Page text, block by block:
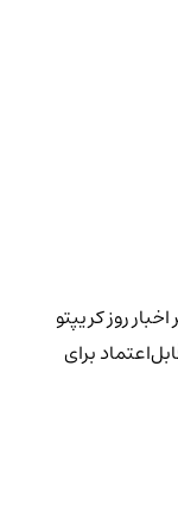
روز کریپتو
برای